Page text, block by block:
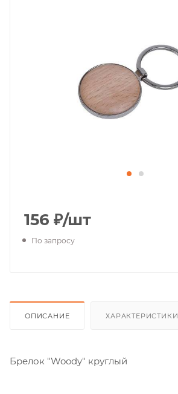
156 ₽/шт
По запросу
ОПИСАНИЕ ХАРАКТЕРИСТИКИ
Брелок "Woody" круглый